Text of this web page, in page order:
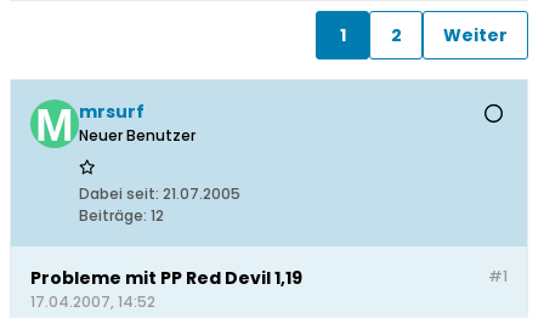
1 2 Weiter
mrsurf
Neuer Benutzer
Dabei seit: 21.07.2005
Beiträge: 12
#1
Probleme mit PP Red Devil 1,19
17.04.2007, 14:52